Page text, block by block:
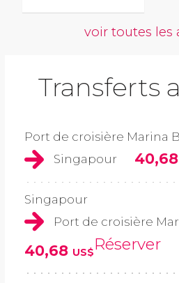
voir toutes les
Transferts
Port de croisière Marina
Singapour
40,68
Singapour
Port de croisière
40,68 US$Réserver